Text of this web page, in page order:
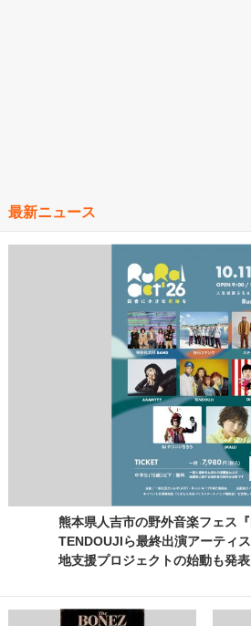
最新ニュース
熊本県人吉市の野外音楽フェス
TENDOUJIら最終出演アーティ
地支援プロジェクトの始動も発表